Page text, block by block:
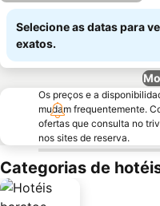
Selecione as datas para
exatos.
Os preços e a
mudam frequentemente.
ofertas que consulta no
nos sites de reserva.
Categorias de